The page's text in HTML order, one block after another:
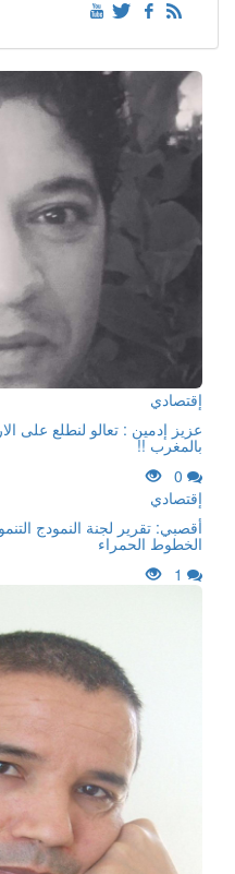
إقتصادي
عزيز إدمين : تعالو لنطلع على
بالمغرب !!
0
إقتصادي
أقصبي: تقرير لجنة النمودج
الخطوط الحمراء
1